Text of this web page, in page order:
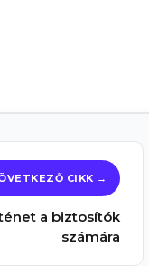
a biztosítók
számára